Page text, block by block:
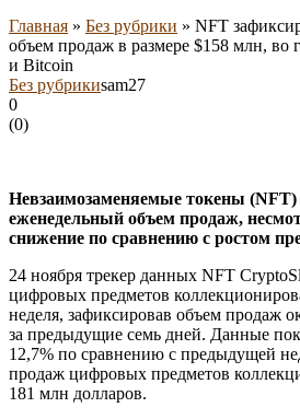
Главная » Без рубрики » NFT
объем продаж в размере $158 млн, во
и Bitcoin
Без рубрикиsam27
0
(0)
Невзаимозаменяемые токены
еженедельный объем продаж,
снижение по сравнению с ростом
24 ноября трекер данных NFT
цифровых предметов
неделя, зафиксировав объем продаж
за предыдущие семь дней. Данные
12,7% по сравнению с предыдущей
продаж цифровых предметов
181 млн долларов.